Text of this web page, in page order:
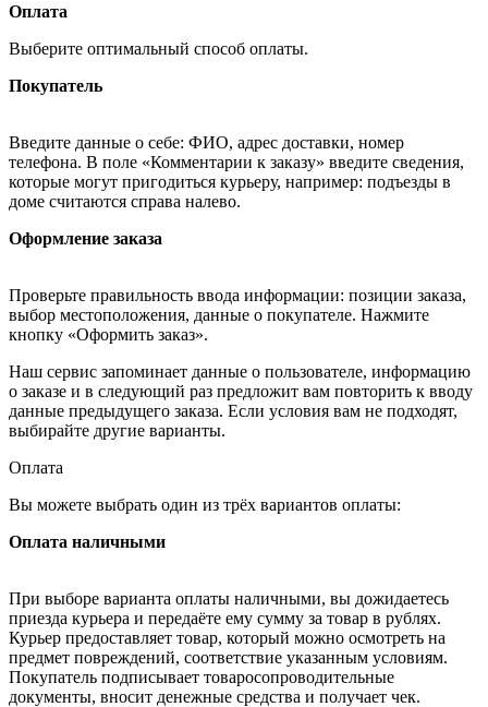
Оплата
Выберите оптимальный способ оплаты.
Покупатель
Введите данные о себе: ФИО, адрес доставки, номер
телефона. В поле «Комментарии к заказу» введите сведения,
которые могут пригодиться курьеру, например: подъезды в
доме считаются справа налево.
Оформление заказа
Проверьте правильность ввода информации: позиции заказа,
выбор местоположения, данные о покупателе. Нажмите
кнопку «Оформить заказ».
Наш сервис запоминает данные о пользователе, информацию
о заказе и в следующий раз предложит вам повторить к вводу
данные предыдущего заказа. Если условия вам не подходят,
выбирайте другие варианты.
Оплата
Вы можете выбрать один из трёх вариантов оплаты:
Оплата наличными
При выборе варианта оплаты наличными, вы дожидаетесь
приезда курьера и передаёте ему сумму за товар в рублях.
Курьер предоставляет товар, который можно осмотреть на
предмет повреждений, соответствие указанным условиям.
Покупатель подписывает товаросопроводительные
документы, вносит денежные средства и получает чек.